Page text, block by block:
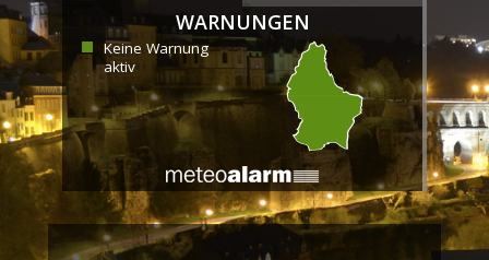
WARNUNGEN
Keine Warnung
aktiv